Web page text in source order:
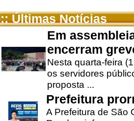
:: Últimas Notícias
Em
encerram
Nesta quarta-feira
os servidores
proposta ...
Prefeitura
A Prefeitura de São